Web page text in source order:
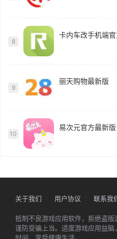
8
卡内车改手机端
9
丽天购物最新版
10
易次元官方最新版
关于我们 用户协议 联系我
抵制不良游戏应用软件，拒绝盗版
谨防受骗上当。适度游戏应用益